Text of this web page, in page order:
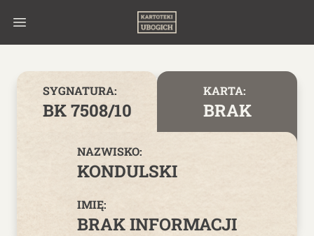
SYGNATURA:
BK 7508/10
KARTA:
BRAK
NAZWISKO:
KONDULSKI
IMIĘ:
BRAK INFORMACJI